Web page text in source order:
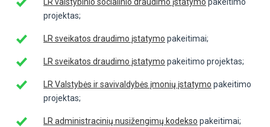
projektas;
LR sveikatos draudimo įstatymo pakeitimai;
LR sveikatos draudimo įstatymo pakeitimo projektas;
LR Valstybės ir savivaldybės įmonių įstatymo pakeitimo
projektas;
LR administracinių nusižengimų kodekso pakeitimai;